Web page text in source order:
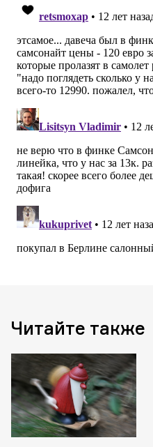
Читайте также